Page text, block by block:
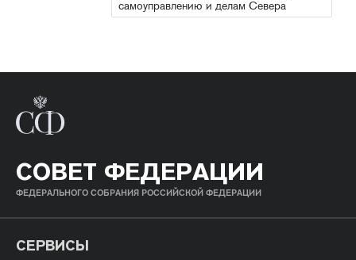
самоуправлению и делам Севера
СОВЕТ ФЕДЕРАЦИИ
ФЕДЕРАЛЬНОГО СОБРАНИЯ РОССИЙСКОЙ ФЕДЕРАЦИИ
СЕРВИСЫ